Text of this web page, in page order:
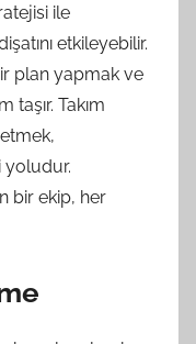
ile
etkileyebilir.
plan yapmak ve
Takım
yoludur.
bir ekip, her